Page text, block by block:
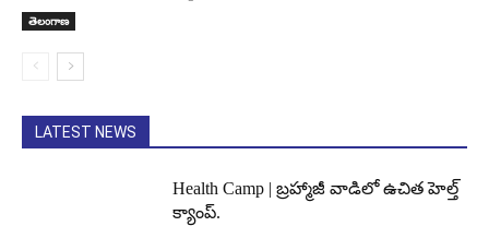
తెలంగాణ
LATEST NEWS
Health Camp | బ్రహ్మాజీ వాడిలో ఉచిత హెల్త్
క్యాంప్.